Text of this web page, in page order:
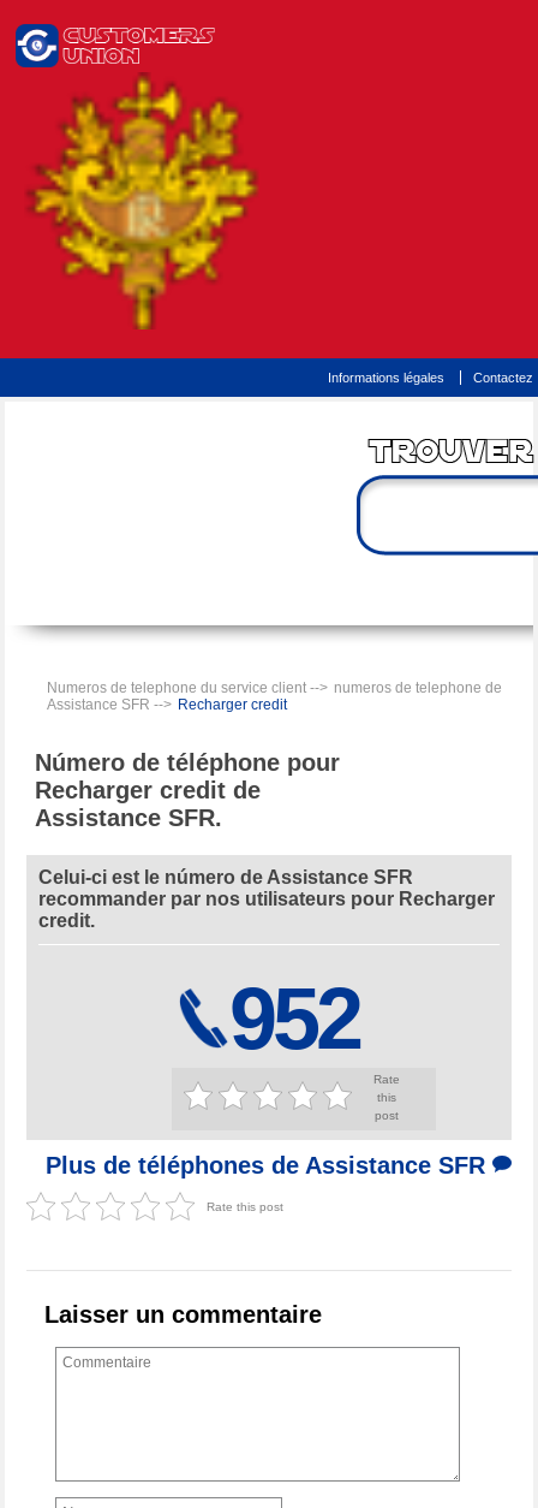
Informations légales Contactez
Numeros de telephone du service client --> numeros de telephone de
Assistance SFR --> Recharger credit
Número de téléphone pour
Recharger credit de
Assistance SFR.
Celui-ci est le número de Assistance SFR
recommander par nos utilisateurs pour Recharger
credit.
952
Rate
this
post
Plus de téléphones de Assistance SFR
Rate this post
Laisser un commentaire